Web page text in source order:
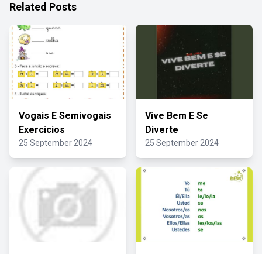
Related Posts
Vogais E Semivogais
Exercicios
25 September 2024
Vive Bem E Se
Diverte
25 September 2024